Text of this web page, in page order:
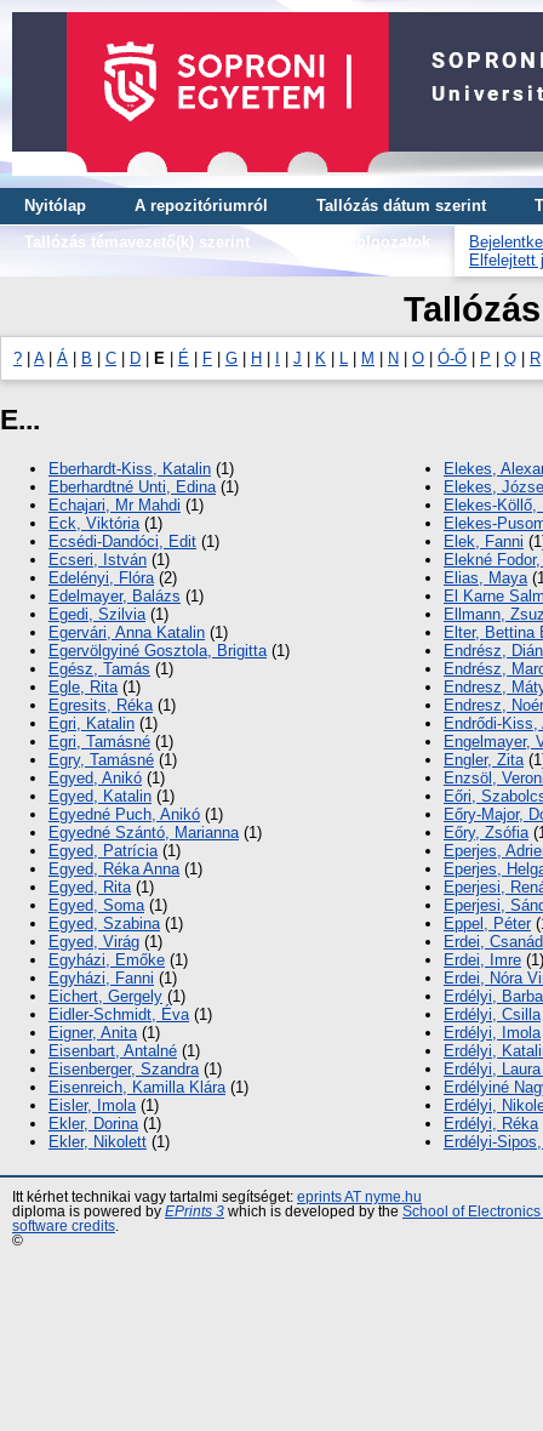
Nyitólap A repozitóriumról Tallózás dátum szerint
Tallózás témavezető(k) szerint
OTDK dolgozatok
Elfelejtett
? A| Á B C D E É F G H J K L M N O Ó-Ő P Q R
E...
Eberhardt-Kiss, Katalin (1)
Eberhardtné Unti, Edina(1)
Echajari, Mr Mahdi (1)
Eck, Viktória(1)
Ecsédi-Dandóci, Edit (1)
Ecseri, István (1)
Edelényi, Flóra(2)
Edelmayer, Balázs (1)
Egedi, Szilvia(1)
Egervári, Anna Katalin (1)
Egervölgyiné Gosztola, Brigitta(1)
Egész, Tamás (1)
Egle, Rita(1)
Egresits, Réka(1)
Egri, Katalin (1)
Egri, Tamásné (1)
Egry, Tamásné (1)
Egyed, Anikó (1)
Egyed, Katalin (1)
Egyedné Puch, Anikó (1)
Egyedné Szántó, Marianna(1)
Egyed, Patrícia(1)
Egyed, Réka Anna(1)
Egyed, Rita(1)
Egyed, Soma(1)
Egyed, Szabina(1)
Egyed, Virág (1)
Egyházi, Emőke (1)
Egyházi, Fanni (1)
Eichert, Gergely (1)
Eidler-Schmidt, Éva(1)
Eigner, Anita(1)
Eisenbart, Antalné (1)
Eisenberger, Szandra(1)
Eisenreich, Kamilla Klára(1)
Eisler, Imola(1)
Ekler, Dorina(1)
Ekler, Nikolett (1)
Elekes,
Elekes,
Elekes-Köllő,
Elekes-
Elek, Fanni
Elekné
Elias, Maya
El Karne
Ellmann,
Elter, Bettina
Endrész,
Endrész,
Endresz,
Endresz,
Endrődi-Kiss,
Engelmayer,
Engler, Zita
Enzsöl,
Eőri,
Eőry-Major,
Eőry, Zsófia
Eperjes,
Eperjes,
Eperjesi,
Eperjesi,
Eppel, Péter
Erdei,
Erdei, Imre (1)
Erdei, Nóra
Erdélyi,
Erdélyi, Csilla
Erdélyi, Imola
Erdélyi,
Erdélyi,
Erdélyiné
Erdélyi,
Erdélyi, Réka
Erdélyi-
Itt kérhet technikai vagy tartalmi segítséget: eprints AT nyme.hu
diploma is powered by EPrints 3 which is developed by the School of
software credits
©